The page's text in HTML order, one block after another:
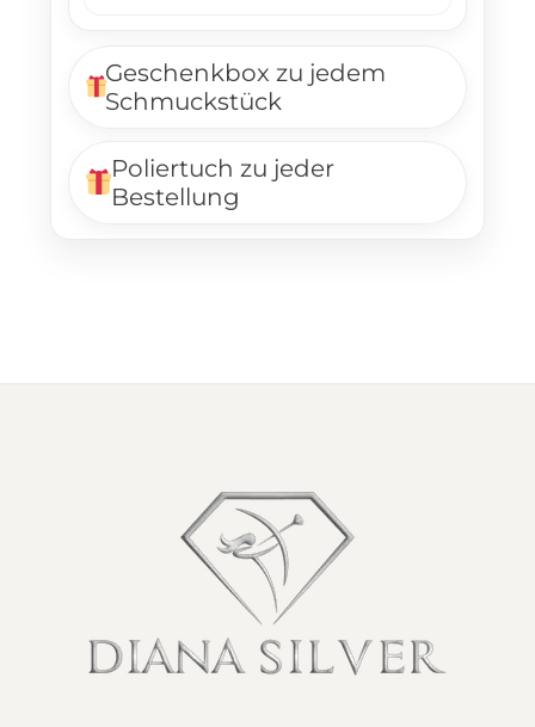
Geschenkbox zu jedem
Schmuckstück
Poliertuch zu jeder
Bestellung